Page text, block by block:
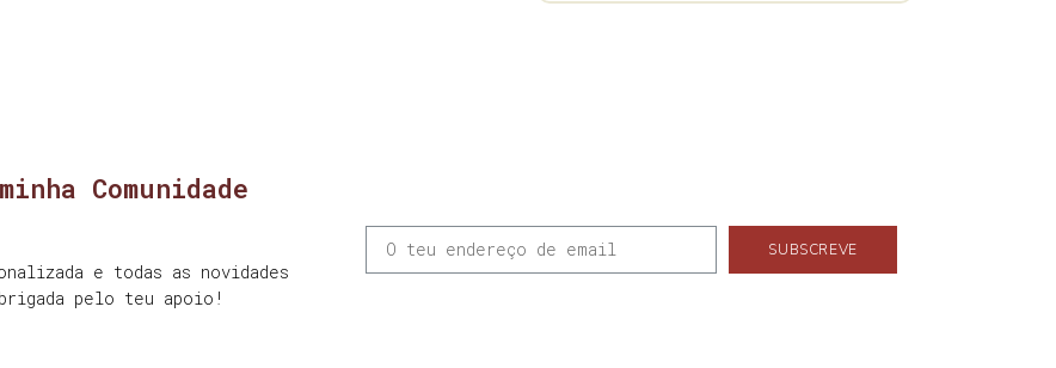
Comunidade
e todas as novidades
pelo teu apoio!
SUBSCREVE